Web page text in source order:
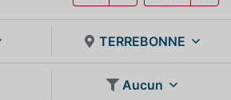
TERREBONNE
Aucun